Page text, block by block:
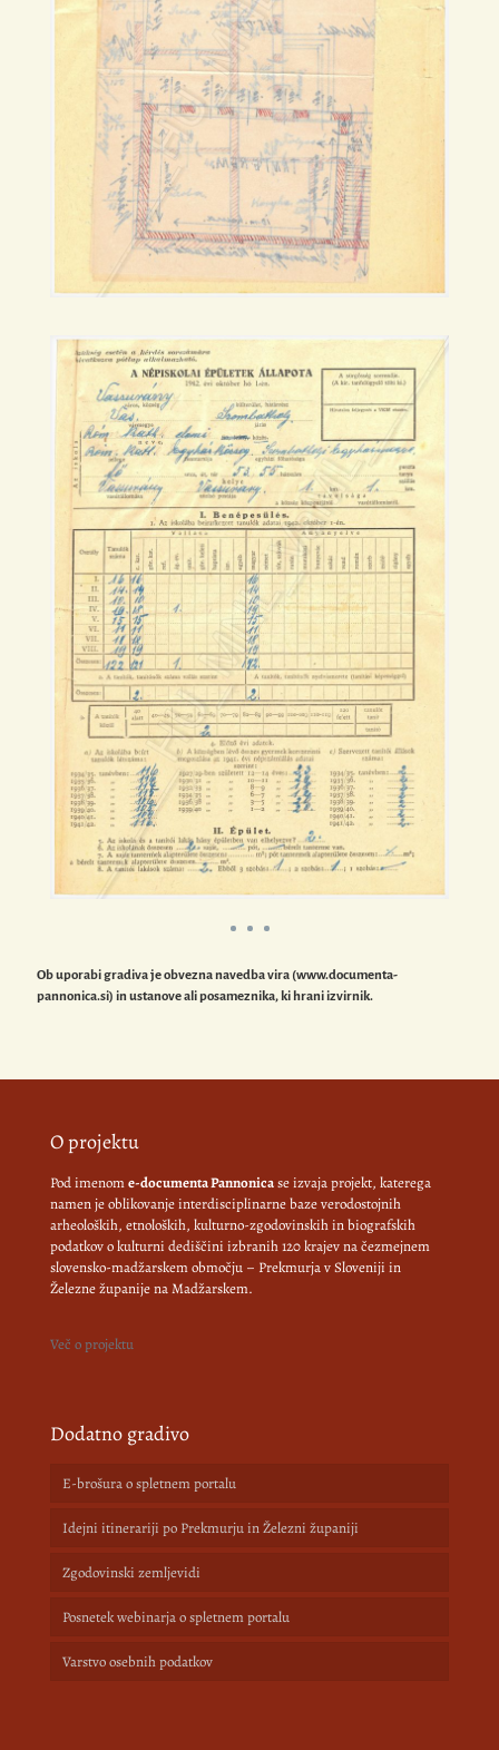
Ob uporabi gradiva je obvezna navedba vira (www.documenta-
pannonica.si) in ustanove ali posameznika, ki hrani izvirnik.
O projektu
Pod imenome-documenta Pannonicase izvaja projekt, katerega
namen je oblikovanje interdisciplinarne baze verodostojnih
arheoloških, etnoloških, kulturno-zgodovinskih in biografskih
podatkov o kulturni dediščini izbranih 120 krajev na čezmejnem
slovensko-madžarskem območju – Prekmurja v Sloveniji in
Železne županije na Madžarskem.
Več o projektu
Dodatno gradivo
E-brošura o spletnem portalu
Idejni itinerariji po Prekmurju in Železni županiji
Zgodovinski zemljevidi
Posnetek webinarja o spletnem portalu
Varstvo osebnih podatkov